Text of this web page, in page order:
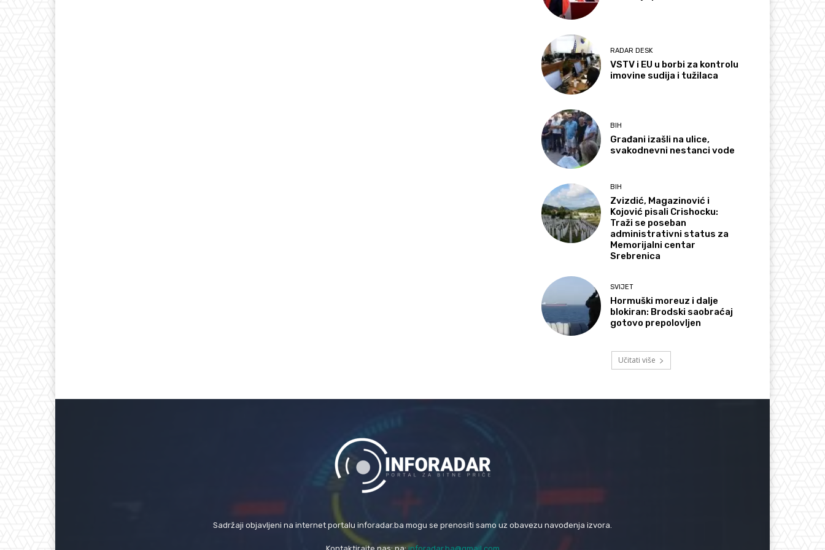
RADAR DESK
VSTV i EU u borbi za kontrolu
imovine sudija i tužilaca
BIH
Građani izašli na ulice,
svakodnevni nestanci vode
BIH
Zvizdić, Magazinović i
Kojović pisali Crishocku:
Traži se poseban
administrativni status za
Memorijalni centar
Srebrenica
SVIJET
Hormuški moreuz i dalje
blokiran: Brodski saobraćaj
gotovo prepolovljen
Učitati više
Sadržaji objavljeni na internet portalu inforadar.ba mogu se prenositi samo uz obavezu navođenja izvora.